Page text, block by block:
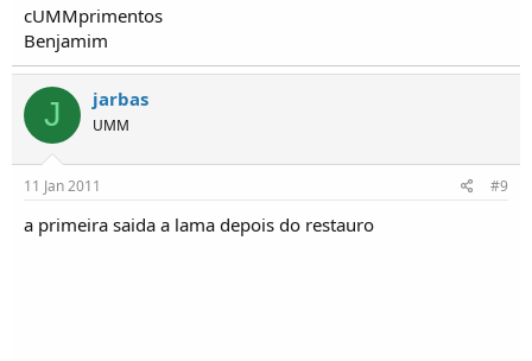
cUMMprimentos
Benjamim
J jarbas
UMM
11 Jan 2011 #9
a primeira saida a lama depois do restauro